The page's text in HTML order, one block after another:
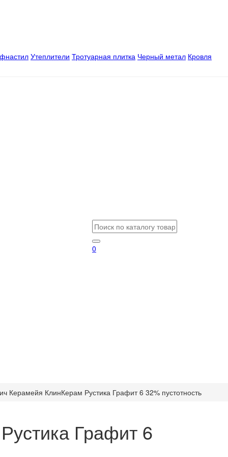
Утеплители Тротуарная плитка Черный метал Кровля
0
Керамейя КлинКерам Рустика Графит 6 32% пустотность
Графит 6